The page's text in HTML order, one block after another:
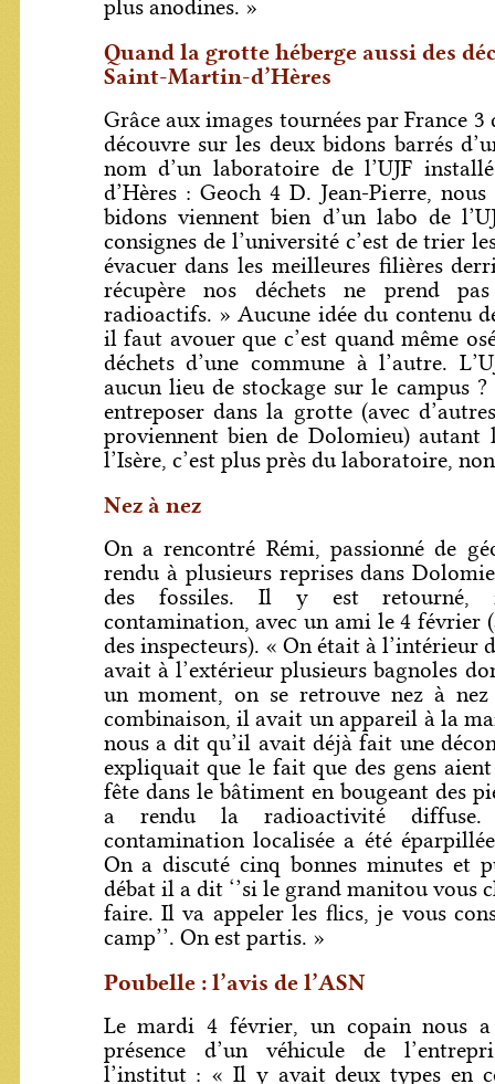
plus anodines. »
Quand la grotte héberge aussi des
Saint-Martin-d’Hères
Grâce aux images tournées par France
découvre sur les deux bidons barrés
nom d’un laboratoire de l’UJF
d’Hères : Geoch 4 D. Jean-Pierre,
bidons viennent bien d’un labo de
consignes de l’université c’est de trier
évacuer dans les meilleures filières
récupère nos déchets ne prend
radioactifs. » Aucune idée du contenu
il faut avouer que c’est quand même
déchets d’une commune à l’autre.
aucun lieu de stockage sur le campus
entreposer dans la grotte (avec
proviennent bien de Dolomieu) autant
l’Isère, c’est plus près du laboratoire,
Nez à nez
On a rencontré Rémi, passionné de
rendu à plusieurs reprises dans
des fossiles. Il y est retourné,
contamination, avec un ami le 4 février
des inspecteurs). « On était à l’intérieur
avait à l’extérieur plusieurs bagnoles
un moment, on se retrouve nez à
combinaison, il avait un appareil à la
nous a dit qu’il avait déjà fait une
expliquait que le fait que des gens
fête dans le bâtiment en bougeant des
a rendu la radioactivité
contamination localisée a été
On a discuté cinq bonnes minutes et
débat il a dit ‘’si le grand manitou vous
faire. Il va appeler les flics, je vous
camp’’. On est partis. »
Poubelle : l’avis de l’ASN
Le mardi 4 février, un copain nous
présence d’un véhicule de
l’institut : « Il y avait deux types en